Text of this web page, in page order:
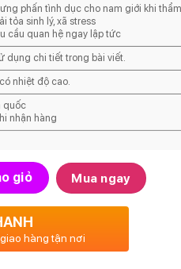
phấn tình dục cho nam giới khi thẩm
tỏa sinh lý, xã stress
cầu quan hệ ngay lập tức
dụng chi tiết trong bài viết.
nhiệt độ cao.
quốc
nhận hàng
giỏ Mua ngay
hàng tận nơi